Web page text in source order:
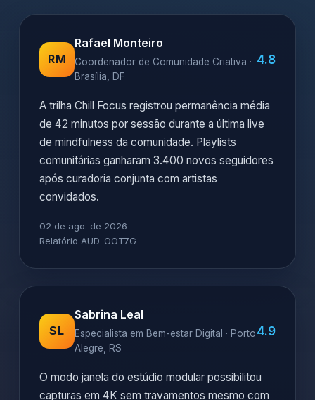
RM
Rafael Monteiro
Coordenador de Comunidade Criativa ·
Brasília, DF
4.8
A trilha Chill Focus registrou permanência média
de 42 minutos por sessão durante a última live
de mindfulness da comunidade. Playlists
comunitárias ganharam 3.400 novos seguidores
após curadoria conjunta com artistas
convidados.
02 de ago. de 2026
Relatório AUD-OOT7G
SL
Sabrina Leal
Especialista em Bem-estar Digital · Porto
Alegre, RS
4.9
O modo janela do estúdio modular possibilitou
capturas em 4K sem travamentos mesmo com